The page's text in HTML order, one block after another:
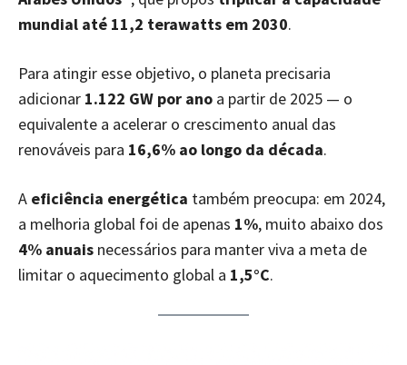
mundial até 11,2 terawatts em 2030.
Para atingir esse objetivo, o planeta precisaria
adicionar 1.122 GW por ano a partir de 2025 — o
equivalente a acelerar o crescimento anual das
renováveis para 16,6% ao longo da década.
A eficiência energética também preocupa: em 2024,
a melhoria global foi de apenas 1%, muito abaixo dos
4% anuais necessários para manter viva a meta de
limitar o aquecimento global a 1,5°C.